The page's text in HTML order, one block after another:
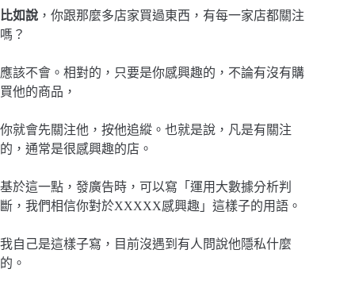
比如說 ，你跟那麼多店家買過東西，有每一家店都關注
嗎？
應該不會。相對的，只要是你感興趣的，不論有沒有購
買他的商品，
你就會先關注他，按他追縱。也就是說，凡是有關注
的，通常是很感興趣的店。
基於這一點，發廣告時，可以寫「運用大數據分析判
斷，我們相信你對於XXXXX感興趣」這樣子的用語。
我自己是這樣子寫，目前沒遇到有人問說他隱私什麼
的。